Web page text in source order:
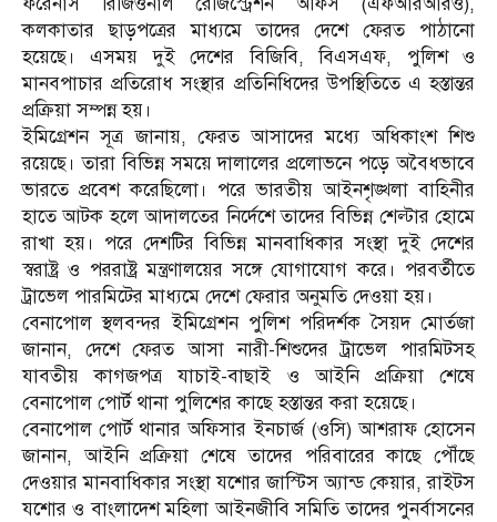
কলকাতার ছাড়পত্রের মাধ্যমে তাদের দেশে ফেরত পাঠানো
হয়েছে। এসময় দুই দেশের বিজিবি, বিএসএফ, পুলিশ ও
মানবপাচার প্রতিরোধ সংস্থার প্রতিনিধিদের উপস্থিতিতে এ হস্তান্তর
প্রক্রিয়া সম্পন্ন হয়।
ইমিগ্রেশন সূত্র জানায়, ফেরত আসাদের মধ্যে অধিকাংশ শিশু
রয়েছে। তারা বিভিন্ন সময়ে দালালের প্রলোভনে পড়ে অবৈধভাবে
ভারতে প্রবেশ করেছিলো। পরে ভারতীয় আইনশৃঙ্খলা বাহিনীর
হাতে আটক হলে আদালতের নির্দেশে তাদের বিভিন্ন শেল্টার হোমে
রাখা হয়। পরে দেশটির বিভিন্ন মানবাধিকার সংস্থা দুই দেশের
স্বরাষ্ট্র ও পররাষ্ট্র মন্ত্রণালয়ের সঙ্গে যোগাযোগ করে। পরবর্তীতে
ট্রাভেল পারমিটের মাধ্যমে দেশে ফেরার অনুমতি দেওয়া হয়।
বেনাপোল স্থলবন্দর ইমিগ্রেশন পুলিশ পরিদর্শক সৈয়দ মোর্তজা
জানান, দেশে ফেরত আসা নারী-শিশুদের ট্রাভেল পারমিটসহ
যাবতীয় কাগজপত্র যাচাই-বাছাই ও আইনি প্রক্রিয়া শেষে
বেনাপোল পোর্ট থানা পুলিশের কাছে হস্তান্তর করা হয়েছে।
বেনাপোল পোর্ট থানার অফিসার ইনচার্জ (ওসি) আশরাফ হোসেন
জানান, আইনি প্রক্রিয়া শেষে তাদের পরিবারের কাছে পৌঁছে
দেওয়ার মানবাধিকার সংস্থা যশোর জাস্টিস অ্যান্ড কেয়ার, রাইটস
যশোর ও বাংলাদেশ মহিলা আইনজীবি সমিতি তাদের পুনর্বাসনের